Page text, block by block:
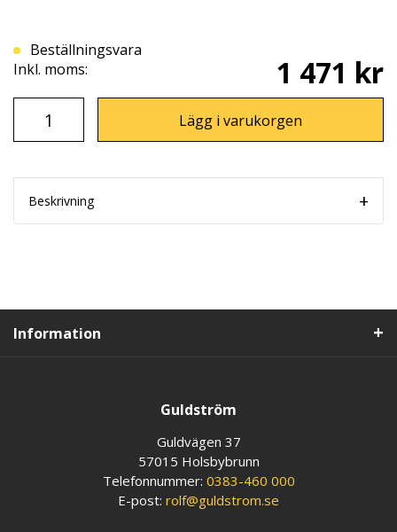
Beställningsvara
Inkl. moms:
1 471 kr
Lägg i varukorgen
Beskrivning
Information
Guldström
Guldvägen 37
57015 Holsbybrunn
Telefonnummer: 0383-460 000
E-post: rolf@guldstrom.se